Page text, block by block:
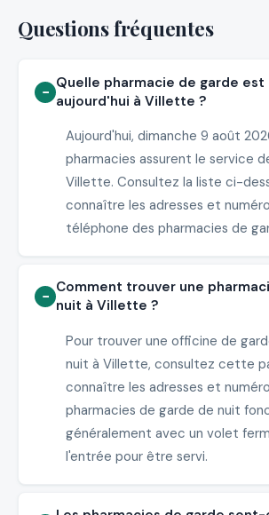
Questions fréquentes
Quelle pharmacie de garde
aujourd'hui à Villette ?
Aujourd'hui, dimanche 9 août
pharmacies assurent le service
Villette. Consultez la liste ci-
connaître les adresses et
téléphone des pharmacies de
Comment trouver une
nuit à Villette ?
Pour trouver une officine de
nuit à Villette, consultez cette
connaître les adresses et
pharmacies de garde de nuit
généralement avec un volet
l'entrée pour être servi.